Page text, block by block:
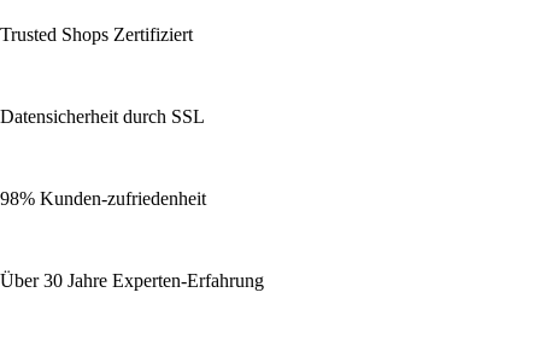
Trusted Shops Zertifiziert
Datensicherheit durch SSL
98% Kunden-zufriedenheit
Über 30 Jahre Experten-Erfahrung